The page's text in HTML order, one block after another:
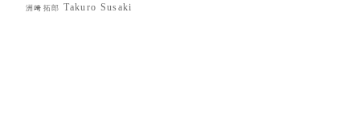
洲﨑 拓郎
Takuro Susaki